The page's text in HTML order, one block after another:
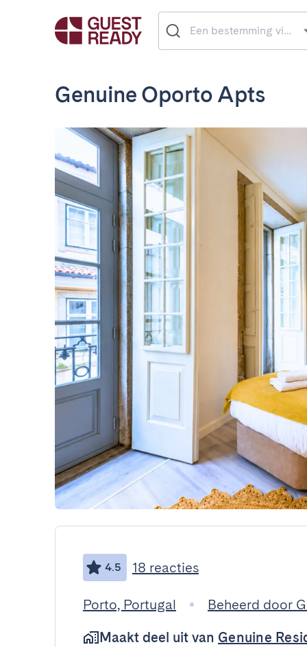
Genuine Oporto Apts
4.5 18 reacties
Porto, Portugal
Beheerd door
Maakt deel uit van Genuine